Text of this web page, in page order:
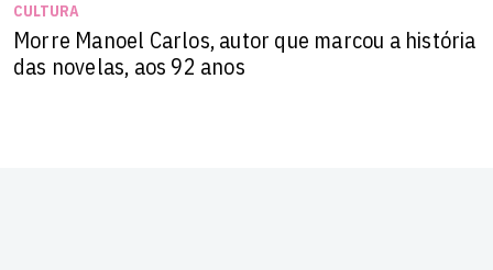
CULTURA
Morre Manoel Carlos, autor que marcou a história
das novelas, aos 92 anos